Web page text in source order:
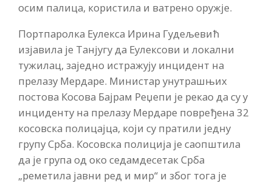
осим палица, користила и ватрено оружје.
Портпаролка Еулекса Ирина Гудељевић
изјавила је Танјугу да Еулексови и локални
тужилац, заједно истражују инцидент на
прелазу Мердаре. Министар унутрашњих
постова Косова Бајрам Реџепи је рекао да су у
инциденту на прелазу Мердаре повређена 32
косовска полицајца, који су пратили једну
групу Срба. Косовска полиција је саопштила
да је група од око седамдесетак Срба
„реметила јавни ред и мир“ и због тога је